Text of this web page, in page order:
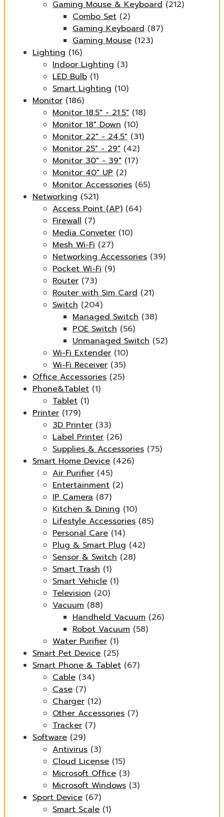
Gaming Mouse & Keyboard (212)
Combo Set (2)
Gaming Keyboard (87)
Gaming Mouse (123)
Lighting (16)
Indoor Lighting (3)
LED Bulb (1)
Smart Lighting (10)
Monitor (186)
Monitor 18.5" - 21.5" (18)
Monitor 18" Down (10)
Monitor 22" - 24.5" (31)
Monitor 25" - 29" (42)
Monitor 30" - 39" (17)
Monitor 40" UP (2)
Monitor Accessories (65)
Networking (521)
Access Point (AP) (64)
Firewall (7)
Media Conveter (10)
Mesh Wi-Fi (27)
Networking Accessories (39)
Pocket Wi-Fi (9)
Router (73)
Router with Sim Card (21)
Switch (204)
Managed Switch (38)
POE Switch (56)
Unmanaged Switch (52)
Wi-Fi Extender (10)
Wi-Fi Receiver (35)
Office Accessories (25)
Phone&Tablet (1)
Tablet (1)
Printer (179)
3D Printer (33)
Label Printer (26)
Supplies & Accessories (75)
Smart Home Device (426)
Air Purifier (45)
Entertainment (2)
IP Camera (87)
Kitchen & Dining (10)
Lifestyle Accessories (85)
Personal Care (14)
Plug & Smart Plug (42)
Sensor & Switch (28)
Smart Trash (1)
Smart Vehicle (1)
Television (20)
Vacuum (88)
Handheld Vacuum (26)
Robot Vacuum (58)
Water Purifier (1)
Smart Pet Device (25)
Smart Phone & Tablet (67)
Cable (34)
Case (7)
Charger (12)
Other Accessories (7)
Tracker (7)
Software (29)
Antivirus (3)
Cloud License (15)
Microsoft Office (3)
Microsoft Windows (3)
Sport Device (67)
Smart Scale (1)